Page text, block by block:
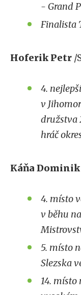
- Grand
Finalista
Hoferik Petr /
4.
v
družstva
hráč
Káňa Dominik
4. místo
v běhu
5. místo
Slezska
14. místo